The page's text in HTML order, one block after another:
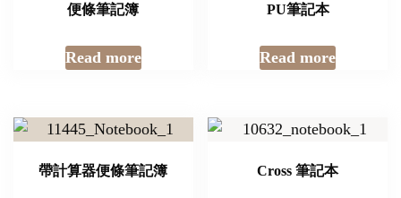
便條筆記簿
Read more
PU筆記本
Read more
帶計算器便條筆記簿 Cross 筆記本